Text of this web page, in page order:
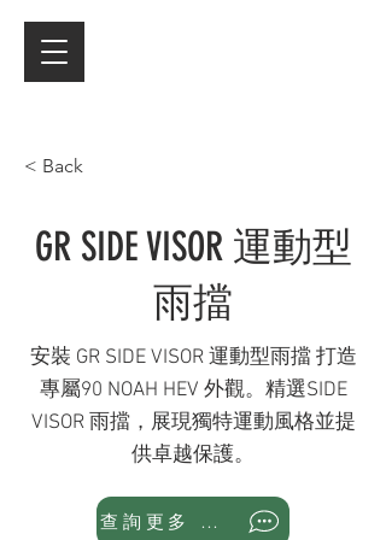
< Back
GR SIDE VISOR 運動型
雨擋
安裝 GR SIDE VISOR 運動型雨擋 打造
專屬90 NOAH HEV 外觀。精選SIDE
VISOR 雨擋，展現獨特運動風格並提
供卓越保護。
查詢更多 WhatsApp